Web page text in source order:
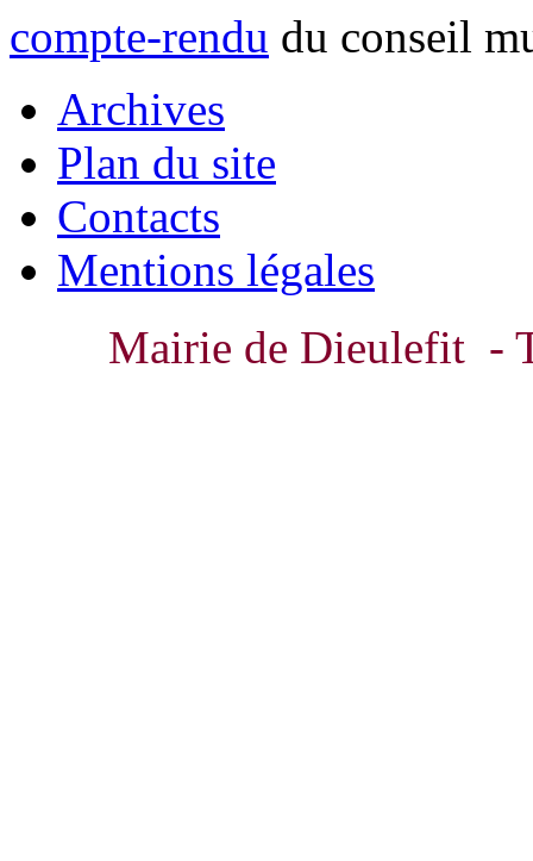
compte-rendu du conseil
Archives
Plan du site
Contacts
Mentions légales
Mairie de Dieulefit -